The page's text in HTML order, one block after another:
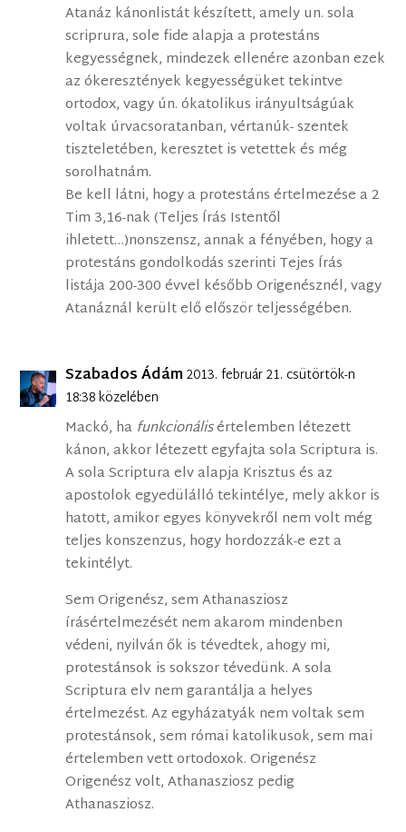
Atanáz kánonlistát készített, amely un. sola
scriprura, sole fide alapja a protestáns
kegyességnek, mindezek ellenére azonban ezek
az ókeresztények kegyességüket tekintve
ortodox, vagy ún. ókatolikus irányultságúak
voltak úrvacsoratanban, vértanúk- szentek
tiszteletében, keresztet is vetettek és még
sorolhatnám.
Be kell látni, hogy a protestáns értelmezése a 2
Tim 3,16-nak (Teljes Írás Istentől
ihletett…)nonszensz, annak a fényében, hogy a
protestáns gondolkodás szerinti Tejes Írás
listája 200-300 évvel később Origenésznél, vagy
Atanáznál került elő először teljességében.
Szabados Ádám2013. február 21. csütörtök-n
18:38 közelében
Mackó, ha funkcionálisértelemben létezett
kánon, akkor létezett egyfajta sola Scriptura is.
A sola Scriptura elv alapja Krisztus és az
apostolok egyedülálló tekintélye, mely akkor is
hatott, amikor egyes könyvekről nem volt még
teljes konszenzus, hogy hordozzák-e ezt a
tekintélyt.
Sem Origenész, sem Athanasziosz
írásértelmezését nem akarom mindenben
védeni, nyilván ők is tévedtek, ahogy mi,
protestánsok is sokszor tévedünk. A sola
Scriptura elv nem garantálja a helyes
értelmezést. Az egyházatyák nem voltak sem
protestánsok, sem római katolikusok, sem mai
értelemben vett ortodoxok. Origenész
Origenész volt, Athanasziosz pedig
Athanasziosz.